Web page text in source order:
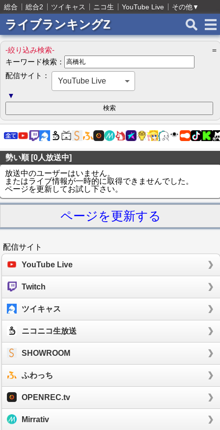
総合 総合2 ツイキャス ニコ生 YouTube Live その他▼
ライブランキングZ
-絞り込み検索-
＝
キーワード検索：
配信サイト：
YouTube Live
▼
勢い順 [0人放送中]
放送中のユーザーはいません。
またはライブ情報が一時的に取得できませんでした。
ページを更新してお試し下さい。
ページを更新する
配信サイト
YouTube Live
Twitch
ツイキャス
ニコニコ生放送
SHOWROOM
ふわっち
OPENREC.tv
Mirrativ